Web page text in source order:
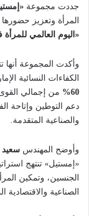
جددت مجموعة
المرأة وتعزيز حضورها
«اليوم العالمي
وأكدت المجموعة أنها
الكفاءات النسائية
60%
من إجمالي
دعم التوطين وإتاحة
والصناعية المتقدمة.
وأوضح المهندس سعيد
«إمستيل» تنتهج
الجنسين، وتمكين
الصناعية والاقتصادية